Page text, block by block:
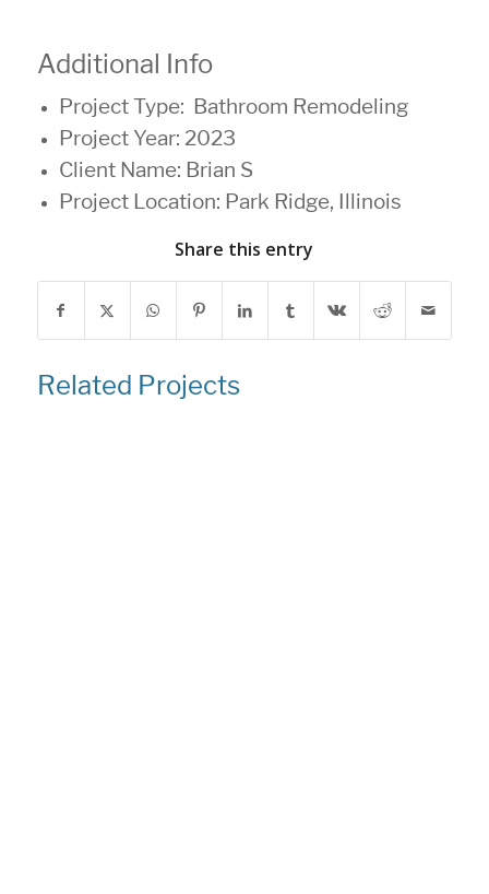
Additional Info
Project Type: Bathroom Remodeling
Project Year: 2023
Client Name: Brian S
Project Location: Park Ridge, Illinois
Share this entry
Related Projects